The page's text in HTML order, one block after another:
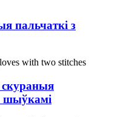
пальчаткі з
шыўкамі